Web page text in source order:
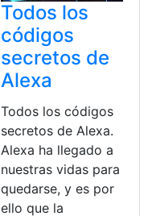
Todos los
códigos
secretos de
Alexa
Todos los códigos
secretos de Alexa.
Alexa ha llegado a
nuestras vidas para
quedarse, y es por
ello que la